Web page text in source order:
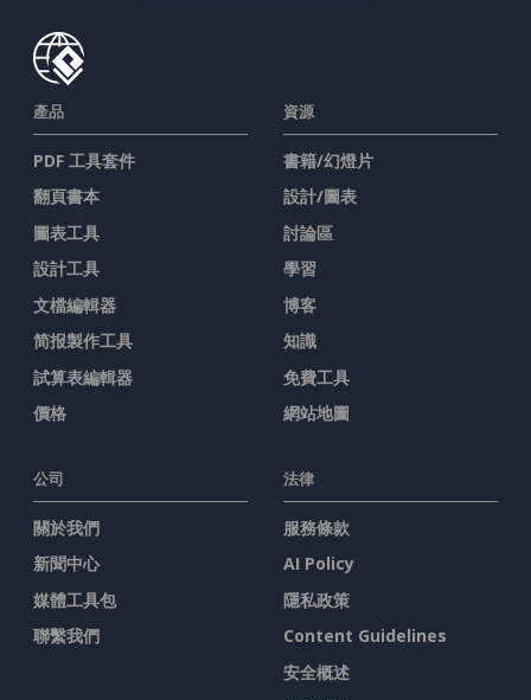
產品
PDF 工具套件
翻頁書本
圖表工具
設計工具
文檔編輯器
简报製作工具
試算表編輯器
價格
資源
書籍/幻燈片
設計/圖表
討論區
學習
博客
知識
免費工具
網站地圖
公司
關於我們
新聞中心
媒體工具包
聯繫我們
法律
服務條款
AI Policy
隱私政策
Content Guidelines
安全概述